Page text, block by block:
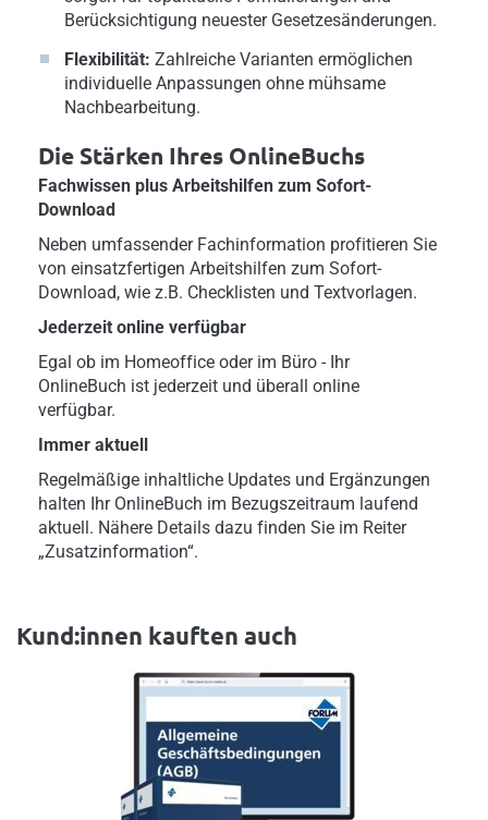
Berücksichtigung neuester Gesetzesänderungen.
Flexibilität: Zahlreiche Varianten ermöglichen
individuelle Anpassungen ohne mühsame
Nachbearbeitung.
Die Stärken Ihres OnlineBuchs
Fachwissen plus Arbeitshilfen zum Sofort-
Download
Neben umfassender Fachinformation profitieren Sie
von einsatzfertigen Arbeitshilfen zum Sofort-
Download, wie z.B. Checklisten und Textvorlagen.
Jederzeit online verfügbar
Egal ob im Homeoffice oder im Büro - Ihr
OnlineBuch ist jederzeit und überall online
verfügbar.
Immer aktuell
Regelmäßige inhaltliche Updates und Ergänzungen
halten Ihr OnlineBuch im Bezugszeitraum laufend
aktuell. Nähere Details dazu finden Sie im Reiter
„Zusatzinformation“.
Kund:innen kauften auch